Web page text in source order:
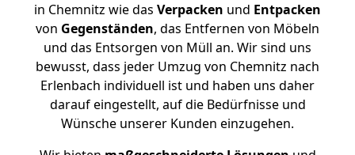
in Chemnitz wie das Verpacken und Entpacken
von Gegenständen, das Entfernen von Möbeln
und das Entsorgen von Müll an. Wir sind uns
bewusst, dass jeder Umzug von Chemnitz nach
Erlenbach individuell ist und haben uns daher
darauf eingestellt, auf die Bedürfnisse und
Wünsche unserer Kunden einzugehen.